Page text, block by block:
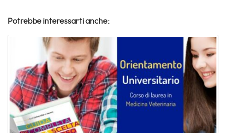
Potrebbe interessarti anche: